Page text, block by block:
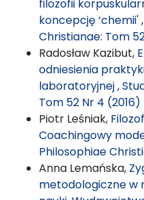
filozofii
koncepcję ‘chemii',
Christianae: Tom
Radosław Kazibut,
odniesienia
laboratoryjnej,
Tom 52 Nr 4 (2016)
Piotr Leśniak,
Coachingowy
Philosophiae
Anna Lemańska,
metodologiczne w